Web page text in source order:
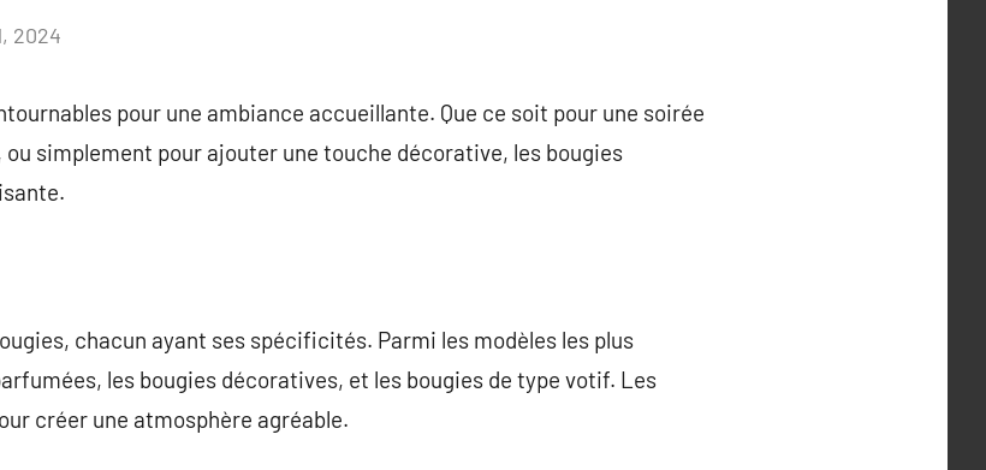
2024
pour une ambiance accueillante. Que ce soit pour une soirée
simplement pour ajouter une touche décorative, les bougies
chacun ayant ses spécificités. Parmi les modèles les plus
les bougies décoratives, et les bougies de type votif. Les
créer une atmosphère agréable.